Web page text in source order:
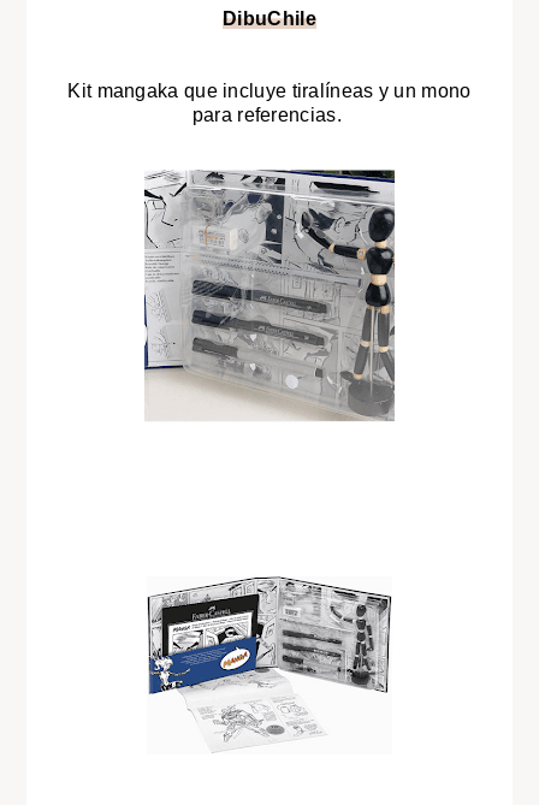
DibuChile
Kit mangaka que incluye tiralíneas y un mono
para referencias.